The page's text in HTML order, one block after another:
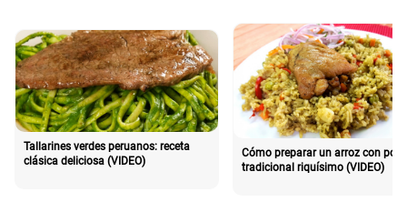
Tallarines verdes peruanos: receta
clásica deliciosa (VIDEO)
Cómo preparar un arroz con pollo
tradicional riquísimo (VIDEO)